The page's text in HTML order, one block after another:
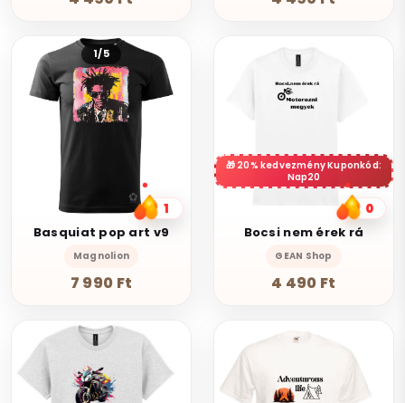
1/5
1
Basquiat pop art v9
Magnolion
7 990 Ft
20% kedvezmény Kuponkód:
Nap20
0
Bocsi nem érek rá
GEAN Shop
4 490 Ft